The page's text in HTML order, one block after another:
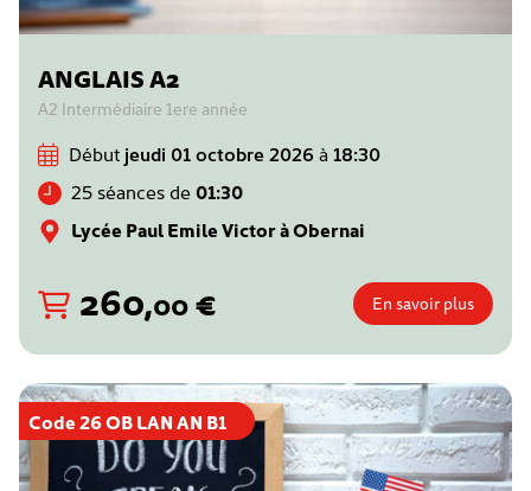
ANGLAIS A2
A2 Intermédiaire 1ere année
Début jeudi 01 octobre 2026 à 18:30
25 séances de 01:30
Lycée Paul Emile Victor à Obernai
260,00€ En savoir plus
Code 26 OB LAN AN B1